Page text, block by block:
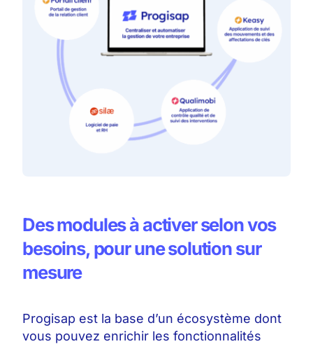
Des modules à activer selon vos
besoins, pour une solution sur
mesure
Progisap est la base d’un écosystème dont
vous pouvez enrichir les fonctionnalités